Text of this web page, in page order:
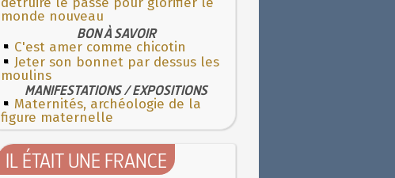
monde nouveau
BON À SAVOIR
C'est amer comme chicotin
Jeter son bonnet par dessus les
moulins
MANIFESTATIONS / EXPOSITIONS
Maternités, archéologie de la
figure maternelle
IL ÉTAIT UNE FRANCE